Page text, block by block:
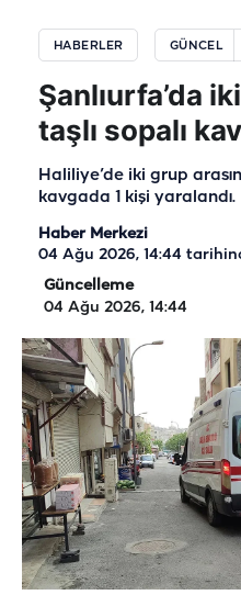
HABERLER GÜNCEL
Şanlıurfa’da
taşlı sopalı
Haliliye’de iki grup
kavgada 1 kişi yaralandı.
Haber Merkezi
04 Ağu 2026, 14:44
Güncelleme
04 Ağu 2026, 14:44